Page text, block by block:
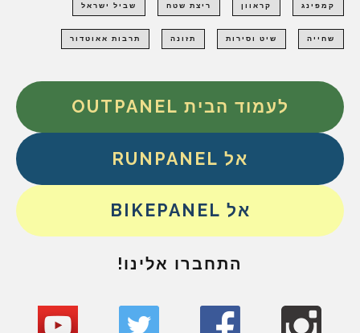
קמפינג קראוון ריצת שטח שביל ישראל
שחייה שיט וסירות תזונה תרבות אאוטדור
לעמוד הבית OUTPANEL
אל RUNPANEL
אל BIKEPANEL
התחברו אלינו!